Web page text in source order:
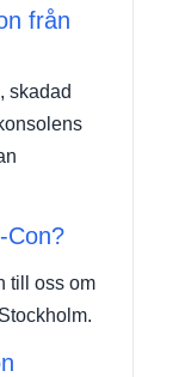
från
skadad
Con?
till oss om